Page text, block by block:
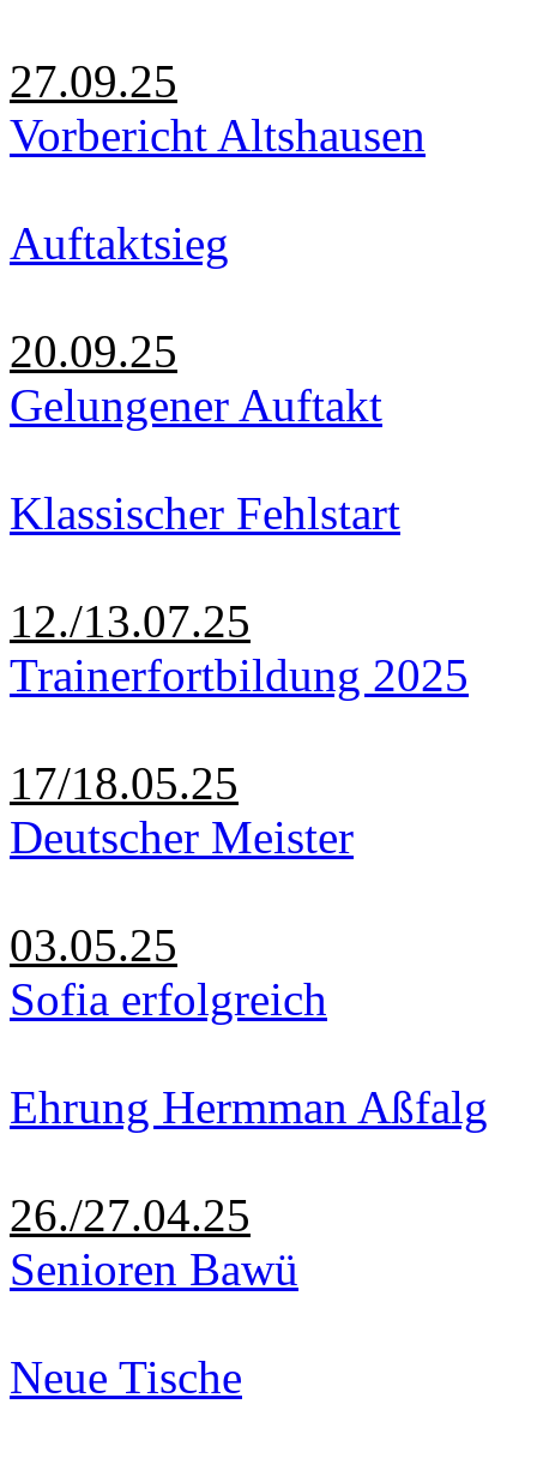
27.09.25
Vorbericht Altshausen
Auftaktsieg
20.09.25
Gelungener Auftakt
Klassischer Fehlstart
12./13.07.25
Trainerfortbildung 2025
17/18.05.25
Deutscher Meister
03.05.25
Sofia erfolgreich
Ehrung Hermman Aßfalg
26./27.04.25
Senioren Bawü
Neue Tische